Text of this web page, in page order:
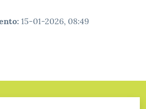
: 15-01-2026, 08:49